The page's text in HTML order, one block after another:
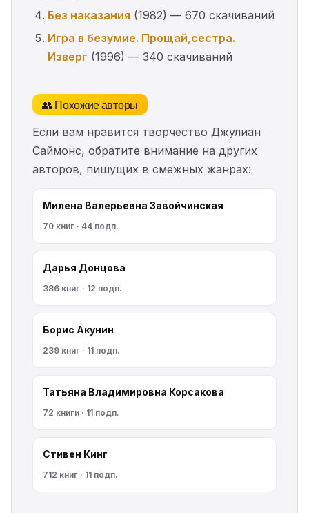
Без наказания (1982) — 670 скачиваний
Игра в безумие. Прощай,сестра.
Изверг (1996) — 340 скачиваний
👥 Похожие авторы
Если вам нравится творчество Джулиан
Саймонс, обратите внимание на других
авторов, пишущих в смежных жанрах:
Милена Валерьевна Завойчинская
70 книг · 44 подп.
Дарья Донцова
386 книг · 12 подп.
Борис Акунин
239 книг · 11 подп.
Татьяна Владимировна Корсакова
72 книги · 11 подп.
Стивен Кинг
712 книг · 11 подп.